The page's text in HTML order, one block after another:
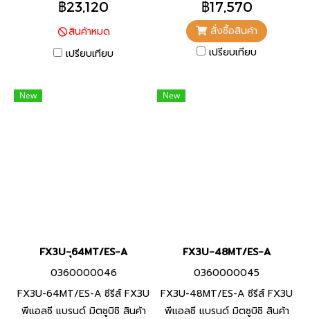
฿23,120
สินค้าหมด
เปรียบเทียบ
฿17,570
สั่งซื้อสินค้า
เปรียบเทียบ
New
FX3U-ุ64MT/ES-A
0360000046
FX3U-64MT/ES-A ซีรีส์ FX3U
พีแอลซี แบรนด์ มิตซูบิชิ สินค้า
New
FX3U-48MT/ES-A
0360000045
FX3U-48MT/ES-A ซีรีส์ FX3U
พีแอลซี แบรนด์ มิตซูบิชิ สินค้า